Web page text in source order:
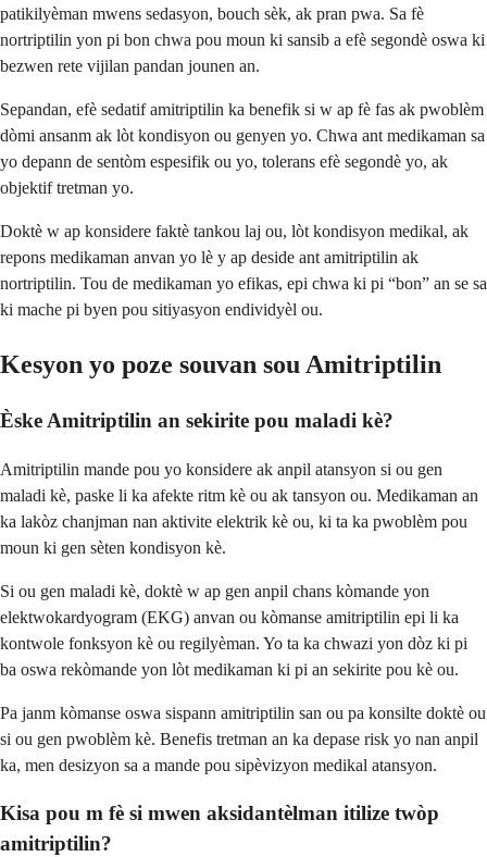
patikilyèman mwens sedasyon, bouch sèk, ak pran pwa. Sa fè
nortriptilin yon pi bon chwa pou moun ki sansib a efè segondè oswa ki
bezwen rete vijilan pandan jounen an.
Sepandan, efè sedatif amitriptilin ka benefik si w ap fè fas ak pwoblèm
dòmi ansanm ak lòt kondisyon ou genyen yo. Chwa ant medikaman sa
yo depann de sentòm espesifik ou yo, tolerans efè segondè yo, ak
objektif tretman yo.
Doktè w ap konsidere faktè tankou laj ou, lòt kondisyon medikal, ak
repons medikaman anvan yo lè y ap deside ant amitriptilin ak
nortriptilin. Tou de medikaman yo efikas, epi chwa ki pi “bon” an se sa
ki mache pi byen pou sitiyasyon endividyèl ou.
Kesyon yo poze souvan sou Amitriptilin
Èske Amitriptilin an sekirite pou maladi kè?
Amitriptilin mande pou yo konsidere ak anpil atansyon si ou gen
maladi kè, paske li ka afekte ritm kè ou ak tansyon ou. Medikaman an
ka lakòz chanjman nan aktivite elektrik kè ou, ki ta ka pwoblèm pou
moun ki gen sèten kondisyon kè.
Si ou gen maladi kè, doktè w ap gen anpil chans kòmande yon
elektwokardyogram (EKG) anvan ou kòmanse amitriptilin epi li ka
kontwole fonksyon kè ou regilyèman. Yo ta ka chwazi yon dòz ki pi
ba oswa rekòmande yon lòt medikaman ki pi an sekirite pou kè ou.
Pa janm kòmanse oswa sispann amitriptilin san ou pa konsilte doktè ou
si ou gen pwoblèm kè. Benefis tretman an ka depase risk yo nan anpil
ka, men desizyon sa a mande pou sipèvizyon medikal atansyon.
Kisa pou m fè si mwen aksidantèlman itilize twòp
amitriptilin?